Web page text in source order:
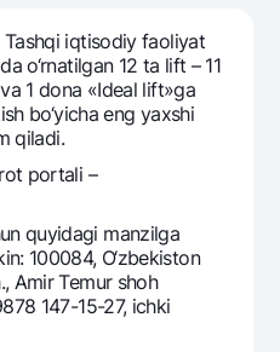
Tashqi iqtisodiy faoliyat
o‘rnatilgan 12 ta lift – 11
1 dona «Ideal lift»ga
bo‘yicha eng yaxshi
qiladi.
portali –
quyidagi manzilga
100084, O‘zbekiston
Amir Temur shoh
147-15-27, ichki